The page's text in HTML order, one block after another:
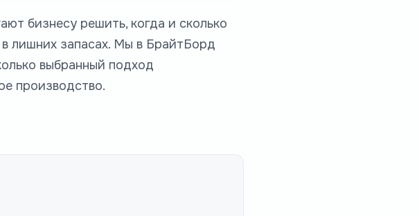
бизнесу решить, когда и сколько
в лишних запасах. Мы в БрайтБорд
выбранный подход
производство.